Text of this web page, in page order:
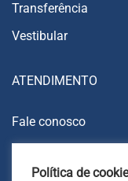
Transferência
Vestibular
ATENDIMENTO
Fale conosco
Ouvidoria
Política de